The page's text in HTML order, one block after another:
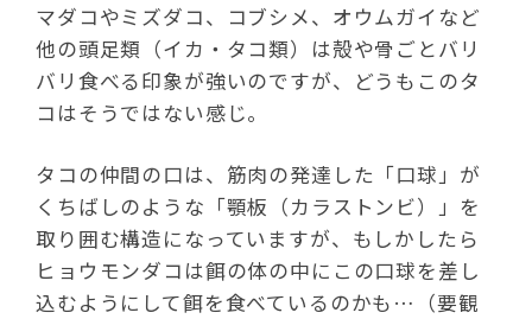
マダコやミズダコ、コブシメ、オウムガイなど
他の頭足類（イカ・タコ類）は殻や骨ごとバリ
バリ食べる印象が強いのですが、どうもこのタ
コはそうではない感じ。
タコの仲間の口は、筋肉の発達した「口球」が
くちばしのような「顎板（カラストンビ）」を
取り囲む構造になっていますが、もしかしたら
ヒョウモンダコは餌の体の中にこの口球を差し
込むようにして餌を食べているのかも…（要観